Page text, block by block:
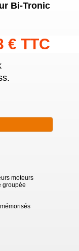
Bi-Tronic
€ TTC
moteurs
groupée